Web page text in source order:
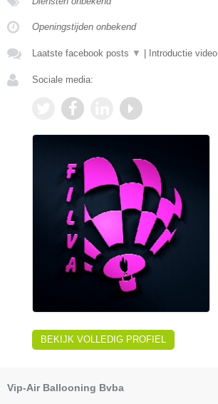
Openingstijden onbekend
Laatste facebook posts ▼ Introductie video
Sociale media:
BEKIJK VOLLEDIG PROFIEL
Vip-Air Ballooning Bvba